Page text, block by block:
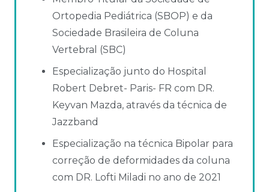
Ortopedia Pediátrica (SBOP) e da
Sociedade Brasileira de Coluna
Vertebral (SBC)
Especialização junto do Hospital
Robert Debret- Paris- FR com DR.
Keyvan Mazda, através da técnica de
Jazzband
Especialização na técnica Bipolar para
correção de deformidades da coluna
com DR. Lofti Miladi no ano de 2021